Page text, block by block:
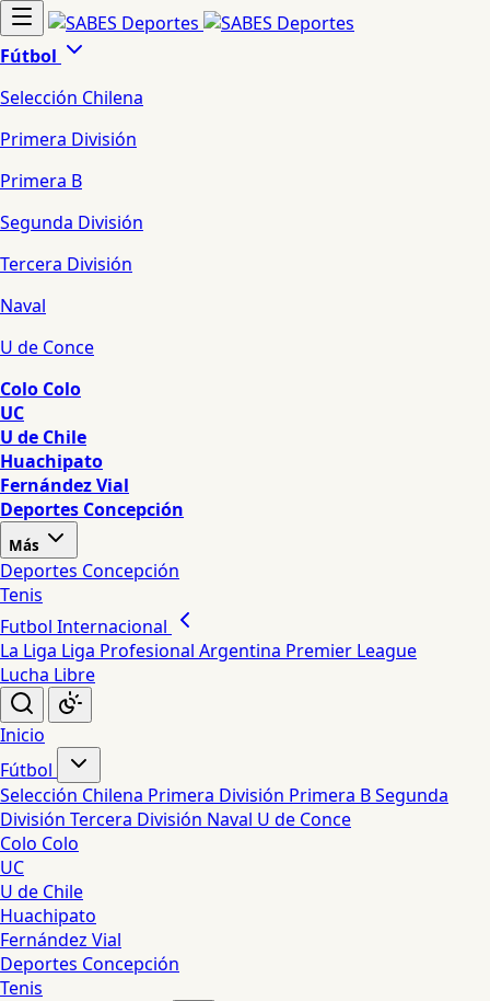
Fútbol
Selección Chilena
Primera División
Primera B
Segunda División
Tercera División
Naval
U de Conce
Colo Colo
UC
U de Chile
Huachipato
Fernández Vial
Deportes Concepción
Más
Deportes Concepción
Tenis
Futbol Internacional
La Liga Liga Profesional Argentina Premier League
Lucha Libre
Inicio
Fútbol
Selección Chilena Primera División Primera BSegunda
División Tercera División Naval U de Conce
Colo Colo
UC
U de Chile
Huachipato
Fernández Vial
Deportes Concepción
Tenis